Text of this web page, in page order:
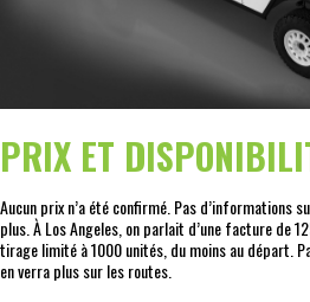
PRIX ET
Aucun prix n’a été confirmé. Pas d’informations
plus. À Los Angeles, on parlait d’une facture de
tirage limité à 1000 unités, du moins au départ.
en verra plus sur les routes.